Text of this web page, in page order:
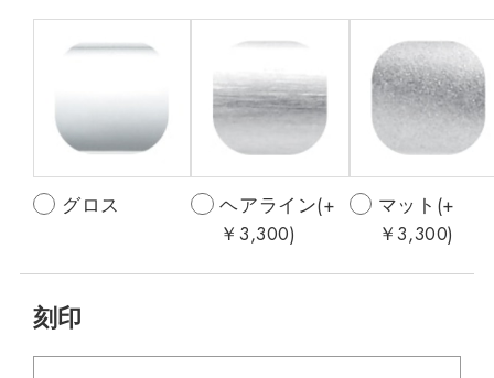
グロス
ヘアライン(+
￥3,300)
マット(+
￥3,300)
刻印